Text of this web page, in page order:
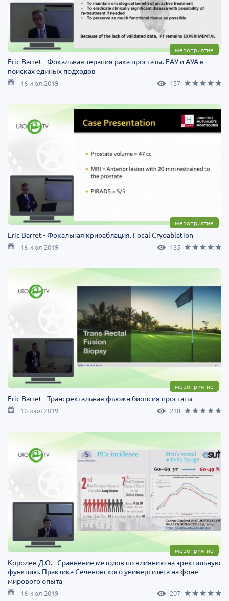
мероприятие
Eric Barret - Фокальная терапия рака простаты. ЕАУ и АУА в
поисках единых подходов
16 июл 2019 157
мероприятие
Eric Barret - Фокальная криоаблация. Focal Cryoablation
16 июл 2019 135
мероприятие
Eric Barret - Трансректальная фьюжн биопсия простаты
16 июл 2019 238
мероприятие
Королев Д.О. - Сравнение методов по влиянию на эректильную
функцию. Практика Сеченовского университета на фоне
мирового опыта
16 июл 2019 207